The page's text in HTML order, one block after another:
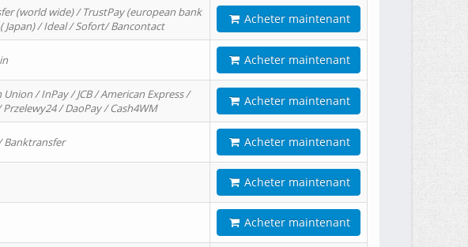
(world wide) / TrustPay (european bank
Japan) / Ideal / Sofort/ Bancontact
Acheter maintenant
Acheter maintenant
/ InPay / JCB / American Express /
/ DaoPay / Cash4WM
Acheter maintenant
Banktransfer Acheter maintenant
Acheter maintenant
Acheter maintenant